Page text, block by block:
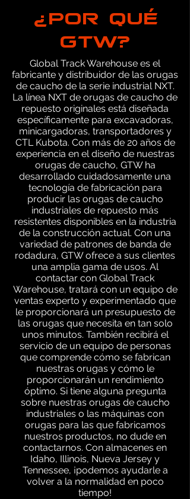
¿POR QUÉ
GTW?
Global Track Warehouse es el
fabricante y distribuidor de las orugas
de caucho de la serie industrial NXT.
La línea NXT de orugas de caucho de
repuesto originales está diseñada
específicamente para excavadoras,
minicargadoras, transportadores y
CTL Kubota. Con más de 20 años de
experiencia en el diseño de nuestras
orugas de caucho, GTW ha
desarrollado cuidadosamente una
tecnología de fabricación para
producir las orugas de caucho
industriales de repuesto más
resistentes disponibles en la industria
de la construcción actual. Con una
variedad de patrones de banda de
rodadura, GTW ofrece a sus clientes
una amplia gama de usos. Al
contactar con Global Track
Warehouse, tratará con un equipo de
ventas experto y experimentado que
le proporcionará un presupuesto de
las orugas que necesita en tan solo
unos minutos. También recibirá el
servicio de un equipo de personas
que comprende cómo se fabrican
nuestras orugas y cómo le
proporcionarán un rendimiento
óptimo. Si tiene alguna pregunta
sobre nuestras orugas de caucho
industriales o las máquinas con
orugas para las que fabricamos
nuestros productos, no dude en
contactarnos. Con almacenes en
Idaho, Illinois, Nueva Jersey y
Tennessee, ¡podemos ayudarle a
volver a la normalidad en poco
tiempo!